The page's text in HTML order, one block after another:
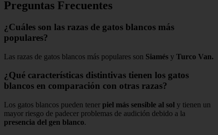
Preguntas Frecuentes
¿Cuáles son las razas de gatos blancos más
populares?
Las razas de gatos blancos más populares son Siamés y Turco Van.
¿Qué características distintivas tienen los gatos
blancos en comparación con otras razas?
Los gatos blancos pueden tener piel más sensible al sol y tienen un
mayor riesgo de padecer problemas de audición debido a la
presencia del gen blanco.